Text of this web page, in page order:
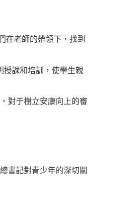
在老師的帶領下，找到
授課和培訓，使學生親
對于樹立安康向上的審
書記對青少年的深切關